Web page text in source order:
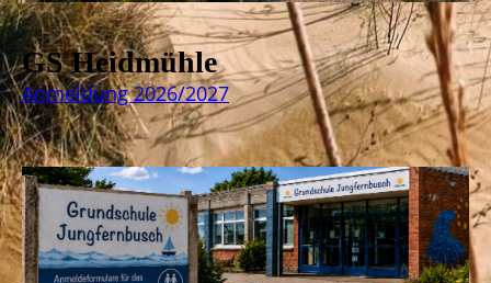
GS Heidmühle
Anmeldung 2026/2027